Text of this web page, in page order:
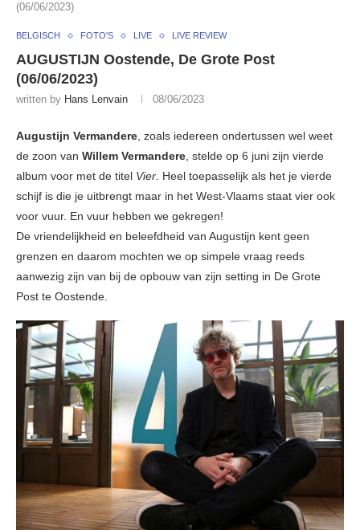
(06/06/2023)
BELGISCH FOTO'S LIVE LIVE REVIEW
AUGUSTIJN Oostende, De Grote Post
(06/06/2023)
written by Hans Lenvain 08/06/2023
Augustijn Vermandere, zoals iedereen ondertussen wel weet
de zoon van Willem Vermandere, stelde op 6 juni zijn vierde
album voor met de titel Vier. Heel toepasselijk als het je vierde
schijf is die je uitbrengt maar in het West-Vlaams staat vier ook
voor vuur. En vuur hebben we gekregen!
De vriendelijkheid en beleefdheid van Augustijn kent geen
grenzen en daarom mochten we op simpele vraag reeds
aanwezig zijn van bij de opbouw van zijn setting in De Grote
Post te Oostende.